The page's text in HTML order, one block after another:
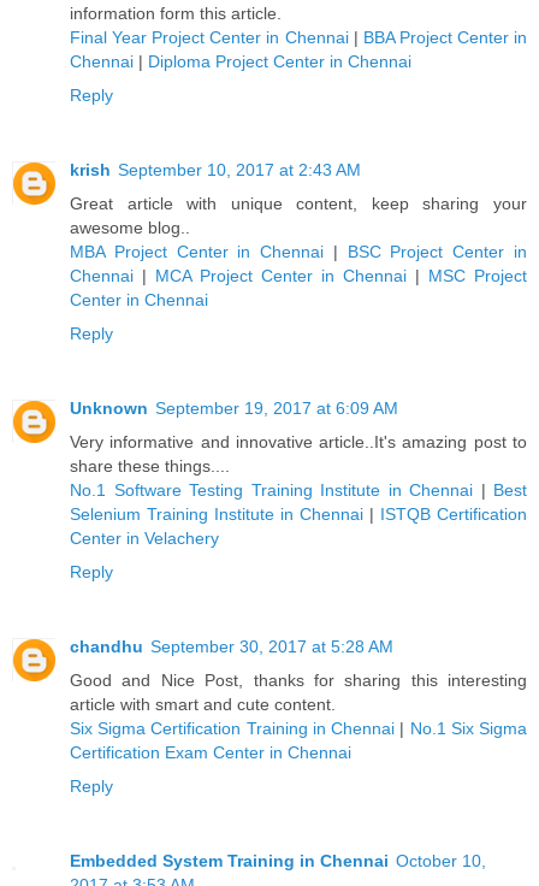
information form this article.
Final Year Project Center in Chennai| BBA Project Center in
Chennai | Diploma Project Center in Chennai
Reply
krish September 10, 2017 at 2:43 AM
Great article with unique content, keep sharing your
awesome blog..
MBA Project Center in Chennai | BSC Project Center in
Chennai | MCA Project Center in Chennai | MSC Project
Center in Chennai
Reply
Unknown September 19, 2017 at 6:09 AM
Very informative and innovative article..It's amazing post to
share these things....
No.1 Software Testing Training Institute in Chennai | Best
Selenium Training Institute in Chennai | ISTQB Certification
Center in Velachery
Reply
chandhu September 30, 2017 at 5:28 AM
Good and Nice Post, thanks for sharing this interesting
article with smart and cute content.
Six Sigma Certification Training in Chennai | No.1 Six Sigma
Certification Exam Center in Chennai
Reply
Embedded System Training in Chennai October 10,